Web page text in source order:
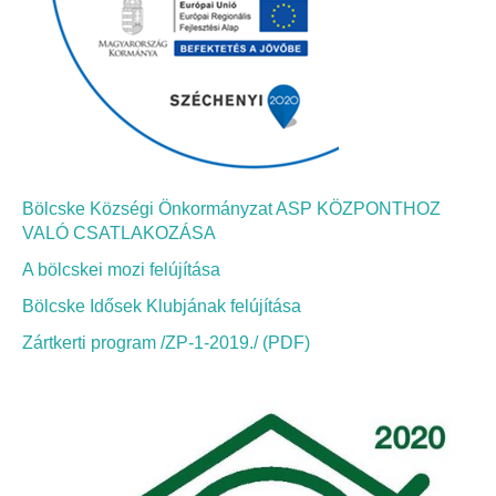
Bölcskei Néptánc Egyesület
Bölcskei Polgárőrség
Bölcskei Klímakör
HIVATAL
Szervezeti felépítés
Dokumentumok
Bölcske Községi Önkormányzat ASP KÖZPONTHOZ
VALÓ CSATLAKOZÁSA
A bölcskei mozi felújítása
Bölcske Idősek Klubjának felújítása
Zártkerti program /ZP-1-2019./ (PDF)